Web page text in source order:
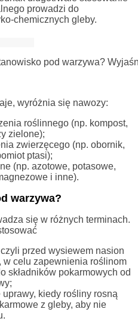
prowadzi do
chemicznych gleby.
pod warzywa?
wyróżnia się nawozy:
roślinnego (np. kompost,
zielone);
zwierzęcego (np. obornik,
ptasi);
(np. azotowe, potasowe,
i inne).
warzywa?
się w różnych terminach.
przed wysiewem nasion
w celu zapewnienia roślinom
składników pokarmowych od
kiedy rośliny rosną
z gleby, aby nie